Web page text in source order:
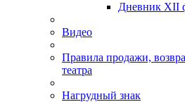
Дневник XII
Видео
Правила продажи,
театра
Нагрудный знак